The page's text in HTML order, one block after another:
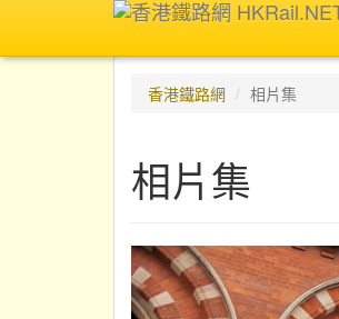
香港鐵路網 相片集
相片集